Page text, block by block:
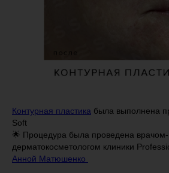
Контурная пластика была выполнена
Soft
🌟 Процедура была проведена врачом-
дерматокосметологом клиники
Анной Матюшенко